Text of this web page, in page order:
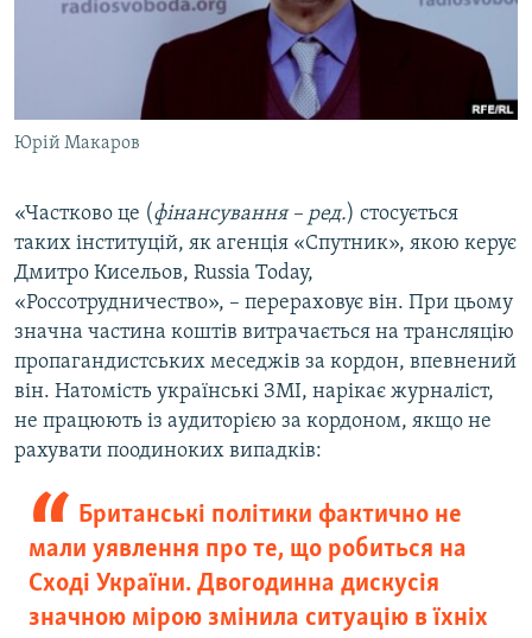
Юрій Макаров
«Частково це (фінансування – ред.) стосується
таких інституцій, як агенція «Спутник», якою керує
Дмитро Кисельов, Russia Today,
«Россотрудничество», – перераховує він. При цьому
значна частина коштів витрачається на трансляцію
пропагандистських меседжів за кордон, впевнений
він. Натомість українські ЗМІ, нарікає журналіст,
не працюють із аудиторією за кордоном, якщо не
рахувати поодиноких випадків:
Британські політики фактично не
мали уявлення про те, що робиться на
Сході України. Двогодинна дискусія
значною мірою змінила ситуацію в їхніх